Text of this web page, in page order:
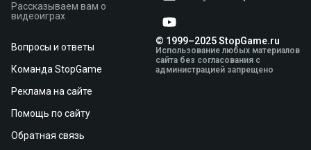
Рассказываем вам о
видеоиграх
Вопросы и ответы
Команда StopGame
Реклама на сайте
Помощь по сайту
Обратная связь
© 1999–2025 StopGame.ru
Использование любых материалов
сайта без согласования с
администрацией запрещено